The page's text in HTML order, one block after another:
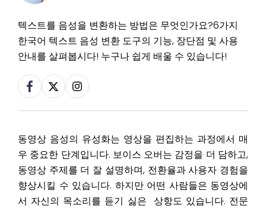
텍스트를 음성을 변환하는 방법은 무엇인가요?6가지
한국어 텍스트 음성 변환 도구의 기능, 장단점 및 사용
안내를 살펴봅시다! 누구나 쉽게 배울 수 있습니다!
동영상 음성의 유성화는 영상을 편집하는 과정에서 매
우 중요한 단계입니다. 보이스 오버는 감정을 더 담하고,
동영상 주제를 더 잘 설명하며, 전환율과 사용자 경험을
향상시킬 수 있습니다. 하지만 어떤 사람들은 동영상에
서 자신의 목소리를 듣기 싫은 상항도 있습니다. 전문